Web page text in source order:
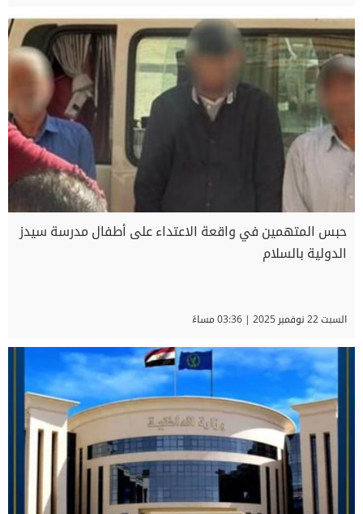
حبس المتهمين في واقعة الاعتداء على أطفال مدرسة سيدز
الدولية بالسلام
السبت 22 نوفمبر 2025 | 03:36 مساءً